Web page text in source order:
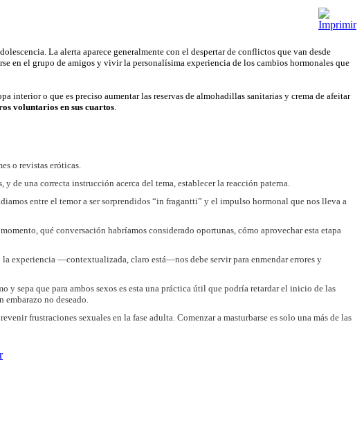
La alerta aparece generalmente con el despertar de conflictos que van desde
en el grupo de amigos y vivir la personalísima experiencia de los cambios hormonales que
interior o que es preciso aumentar las reservas de almohadillas sanitarias y crema de afeitar
voluntarios en sus cuartos.
o revistas eróticas.
de una correcta instrucción acerca del tema, establecer la reacción paterna.
entre el temor a ser sorprendidos “in fragantti” y el impulso hormonal que nos lleva a
qué conversación habríamos considerado oportunas, cómo aprovechar esta etapa
experiencia —contextualizada, claro está—nos debe servir para enmendar errores y
sepa que para ambos sexos es esta una práctica útil que podría retardar el inicio de las
embarazo no deseado.
frustraciones sexuales en la fase adulta. Comenzar a masturbarse es solo una más de las